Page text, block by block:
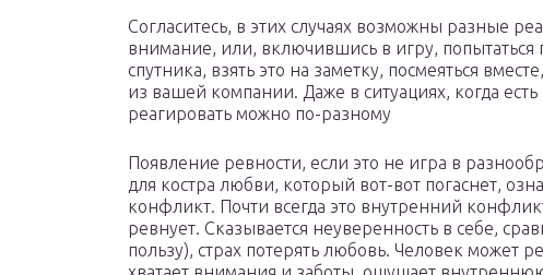
Согласитесь, в этих случаях возможны разные
внимание, или, включившись в игру, попытаться
спутника, взять это на заметку, посмеяться
из вашей компании. Даже в ситуациях, когда
реагировать можно по-разному
Появление ревности, если это не игра в
для костра любви, который вот-вот погаснет,
конфликт. Почти всегда это внутренний
ревнует. Сказывается неуверенность в себе,
пользу), страх потерять любовь. Человек может